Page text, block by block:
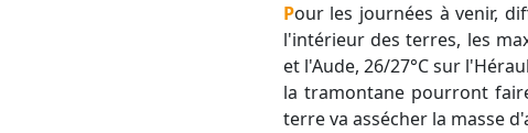
Pour les journées à venir, difficile d'espérer mieux de 18°C en bord de mer en mi-journée. Par contre, dans
l'intérieur des terres, les
et l'Aude, 26/27°C sur
la tramontane pourront
terre va assécher la masse